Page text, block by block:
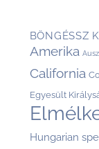
BÖNGÉSSZ
Amerika
California
Egyesült
Hungarian